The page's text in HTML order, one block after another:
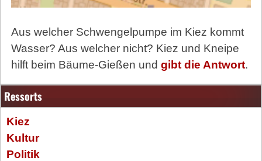
Aus welcher Schwengelpumpe im Kiez kommt
Wasser? Aus welcher nicht? Kiez und Kneipe
hilft beim Bäume-Gießen und gibt die Antwort.
Ressorts
Kiez
Kultur
Politik